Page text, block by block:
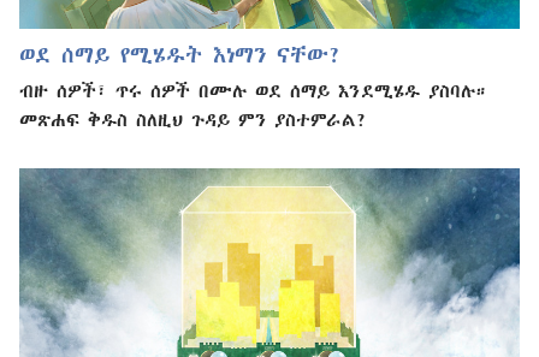
ወደ ሰማይ የሚሄዱት እነማን ናቸው?
ብዙ ሰዎች፣ ጥሩ ሰዎች በሙሉ ወደ ሰማይ እንደሚሄዱ ያስባሉ።
መጽሐፍ ቅዱስ ስለዚህ ጉዳይ ምን ያስተምራል?